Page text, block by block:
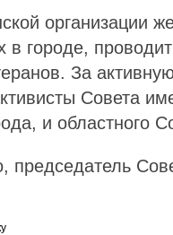
организации
в городе,
За
Совета
и областного
председатель